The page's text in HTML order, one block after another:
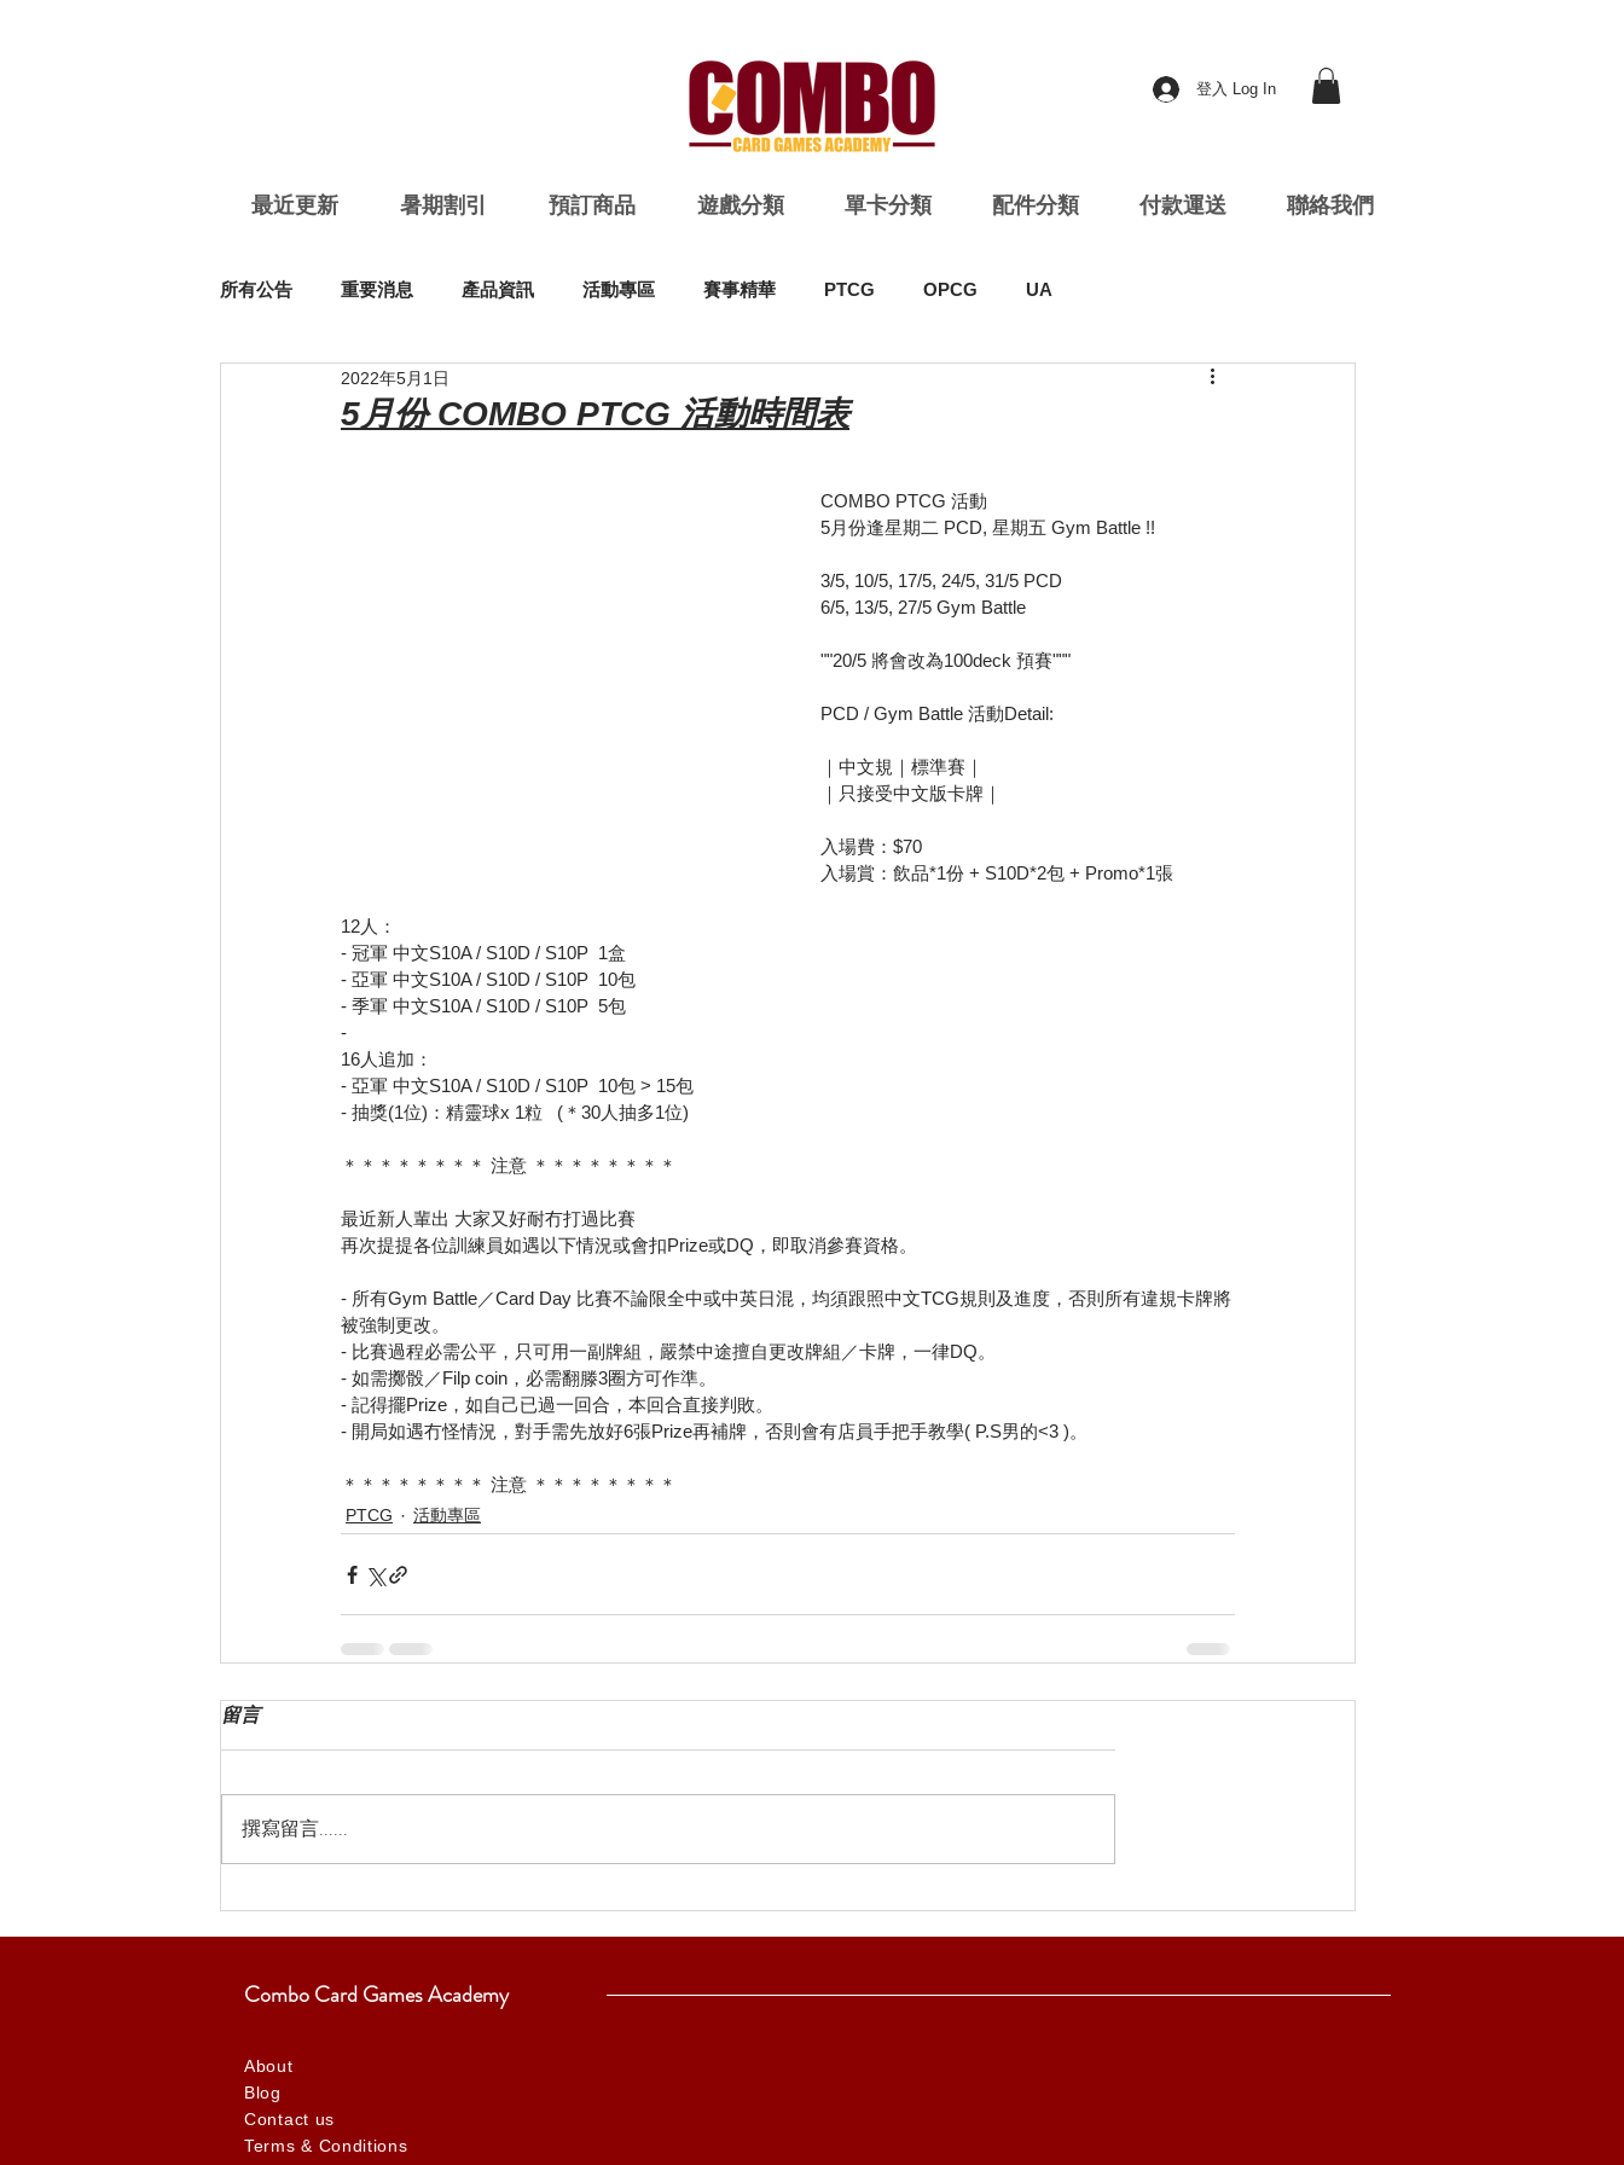
登入 Log In
最近更新 暑期割引 預訂商品 遊戲分類 單卡分類 配件分類 付款運送 聯絡我們
所有公告 重要消息 產品資訊 活動專區 賽事精華 PTCG OPCG UA
5月份 COMBO PTCG 活動時間表
2022年5月1日
COMBO PTCG 活動
5月份逢星期二 PCD, 星期五 Gym Battle !!
3/5, 10/5, 17/5, 24/5, 31/5 PCD
6/5, 13/5, 27/5 Gym Battle
""20/5 將會改為100deck 預賽"""
PCD / Gym Battle 活動Detail:
｜中文規｜標準賽｜
｜只接受中文版卡牌｜
入場費：$70
入場賞：飲品*1份 + S10D*2包 + Promo*1張
12人：
- 冠軍 中文S10A / S10D / S10P  1盒
- 亞軍 中文S10A / S10D / S10P  10包
- 季軍 中文S10A / S10D / S10P  5包
-
16人追加：
- 亞軍 中文S10A / S10D / S10P  10包 > 15包
- 抽獎(1位)：精靈球x 1粒   (＊30人抽多1位)
＊＊＊＊＊＊＊＊ 注意 ＊＊＊＊＊＊＊＊
最近新人輩出 大家又好耐冇打過比賽
再次提提各位訓練員如遇以下情況或會扣Prize或DQ，即取消參賽資格。
- 所有Gym Battle／Card Day 比賽不論限全中或中英日混，均須跟照中文TCG規則及進度，否則所有違規卡牌將
被強制更改。
- 比賽過程必需公平，只可用一副牌組，嚴禁中途擅自更改牌組／卡牌，一律DQ。
- 如需擲骰／Filp coin，必需翻滕3圈方可作準。
- 記得擺Prize，如自己已過一回合，本回合直接判敗。
- 開局如遇冇怪情況，對手需先放好6張Prize再補牌，否則會有店員手把手教學( P.S男的<3 )。
＊＊＊＊＊＊＊＊ 注意 ＊＊＊＊＊＊＊＊
PTCG 活動專區
留言
撰寫留言......
Combo Card Games Academy
About
Blog
Contact us
Terms & Conditions